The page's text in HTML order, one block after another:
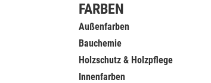
FARBEN
Außenfarben
Bauchemie
Holzschutz & Holzpflege
Innenfarben